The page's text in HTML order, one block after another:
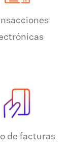
de facturas